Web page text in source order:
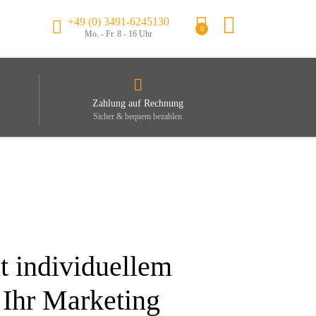
+49 (0) 3491-6245130
Mo. - Fr. 8 - 16 Uhr
0
Zahlung auf Rechnung
Sicher & bequem bezahlen
individuellem
Marketing